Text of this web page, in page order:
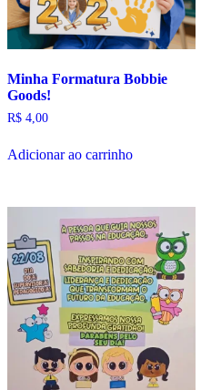
Minha Formatura Bobbie
Goods!
R$ 4,00
Adicionar ao carrinho